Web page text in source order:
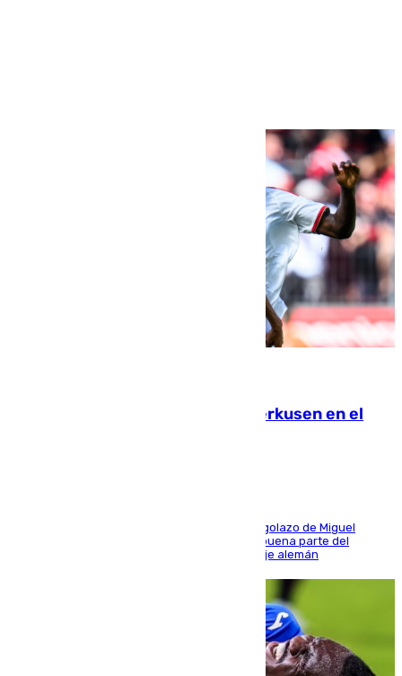
El Sevilla se desinfla ante el Leverkusen en el
El conjunto de Luis García se adelantó con un golazo de Miguel
Sierra y ofreció buenas sensaciones durante buena parte del
encuentro, pero acabó cediendo ante el empuje alemán